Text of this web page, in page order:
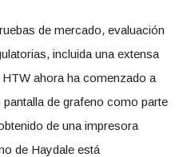
de mercado, evaluación
incluida una extensa
ahora ha comenzado a
de grafeno como parte
de una impresora
de Haydale está